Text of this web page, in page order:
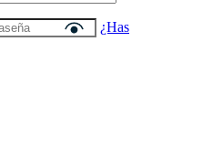
¿Has